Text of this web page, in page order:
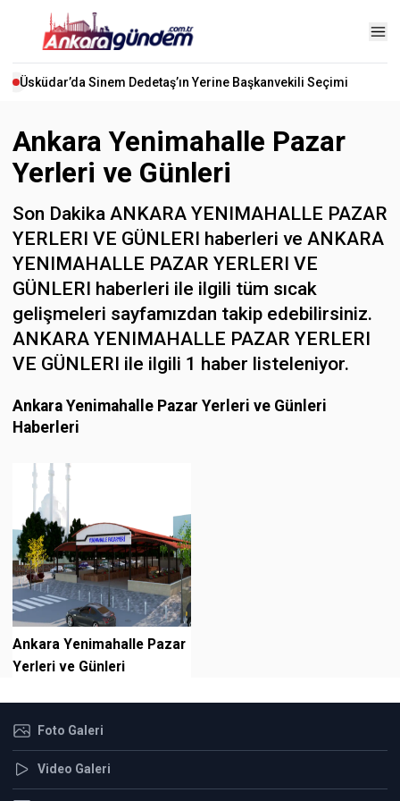
Üsküdar’da Sinem Dedetaş’ın Yerine Başkanvekili Seçimi
Ankara Yenimahalle Pazar
Yerleri ve Günleri
Son Dakika ANKARA YENIMAHALLE PAZAR
YERLERI VE GÜNLERI haberleri ve ANKARA
YENIMAHALLE PAZAR YERLERI VE
GÜNLERI haberleri ile ilgili tüm sıcak
gelişmeleri sayfamızdan takip edebilirsiniz.
ANKARA YENIMAHALLE PAZAR YERLERI
VE GÜNLERI ile ilgili 1 haber listeleniyor.
Ankara Yenimahalle Pazar Yerleri ve Günleri
Haberleri
Ankara Yenimahalle Pazar
Yerleri ve Günleri
Foto Galeri
Video Galeri